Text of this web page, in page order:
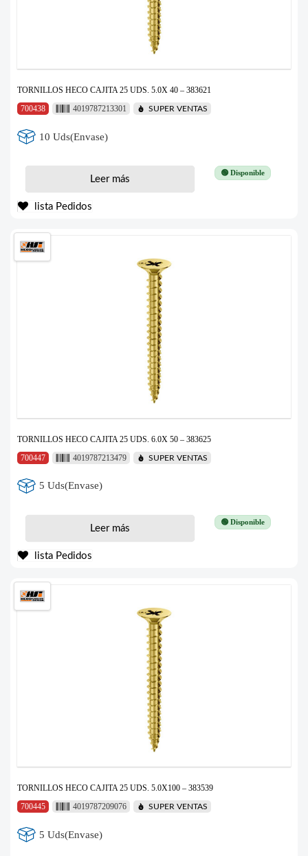
TORNILLOS HECO CAJITA 25 UDS. 5.0X 40 – 383621
700438
4019787213301 SUPER VENTAS
10 Uds(Envase)
🟢 Disponible
Leer más
lista Pedidos
TORNILLOS HECO CAJITA 25 UDS. 6.0X 50 – 383625
700447
4019787213479 SUPER VENTAS
5 Uds(Envase)
🟢 Disponible
Leer más
lista Pedidos
TORNILLOS HECO CAJITA 25 UDS. 5.0X100 – 383539
700445
4019787209076 SUPER VENTAS
5 Uds(Envase)